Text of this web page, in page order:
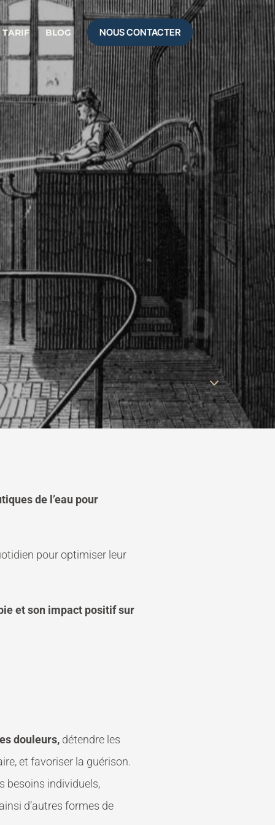
TARIF BLOG NOUS CONTACTER
3
de l’eau pour
pour optimiser leur
et son impact positif sur
douleurs, détendre les
et favoriser la guérison.
besoins individuels,
d’autres formes de